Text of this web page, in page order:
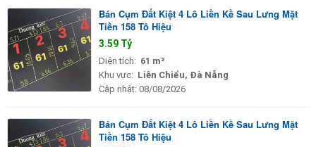
Bán Cụm Đất Kiệt 4 Lô Liền Kề Sau Lưng Mặt
Tiền 158 Tô Hiệu
3.59 Tỷ
Diện tích: 61 m²
Khu vực: Liên Chiểu, Đà Nẵng
Cập nhật: 08/08/2026
Bán Cụm Đất Kiệt 4 Lô Liền Kề Sau Lưng Mặt
Tiền 158 Tô Hiệu